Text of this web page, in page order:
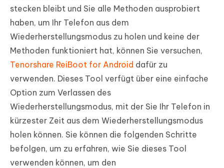
stecken bleibt und Sie alle Methoden ausprobiert
haben, um Ihr Telefon aus dem
Wiederherstellungsmodus zu holen und keine der
Methoden funktioniert hat, können Sie versuchen,
Tenorshare ReiBoot for Android dafür zu
verwenden. Dieses Tool verfügt über eine einfache
Option zum Verlassen des
Wiederherstellungsmodus, mit der Sie Ihr Telefon in
kürzester Zeit aus dem Wiederherstellungsmodus
holen können. Sie können die folgenden Schritte
befolgen, um zu erfahren, wie Sie dieses Tool
verwenden können, um den